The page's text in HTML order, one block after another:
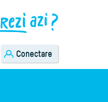
Conectare